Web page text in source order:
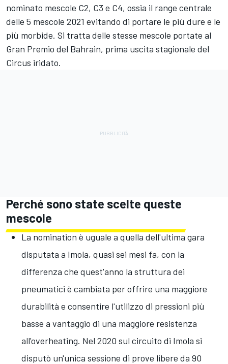
nominato mescole C2, C3 e C4, ossia il range centrale
delle 5 mescole 2021 evitando di portare le più dure e le
più morbide. Si tratta delle stesse mescole portate al
Gran Premio del Bahrain, prima uscita stagionale del
Circus iridato.
Perché sono state scelte queste
mescole
La nomination è uguale a quella dell'ultima gara
disputata a Imola, quasi sei mesi fa, con la
differenza che quest'anno la struttura dei
pneumatici è cambiata per offrire una maggiore
durabilità e consentire l'utilizzo di pressioni più
basse a vantaggio di una maggiore resistenza
all'overheating. Nel 2020 sul circuito di Imola si
disputò un'unica sessione di prove libere da 90